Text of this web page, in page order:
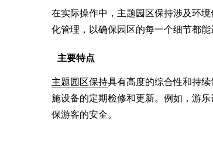
在实际操作中，主题园区保持涉及环
化管理，以确保园区的每一个细节都能
主要特点
主题园区保持具有高度的综合性和持
施设备的定期检修和更新。例如，游
保游客的安全。